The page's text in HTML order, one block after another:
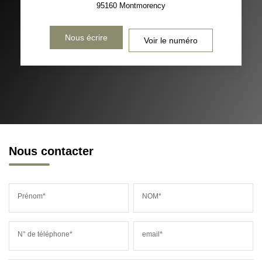
95160 Montmorency
Nous écrire Voir le numéro
Nous contacter
Prénom* NOM*
N° de téléphone* email*